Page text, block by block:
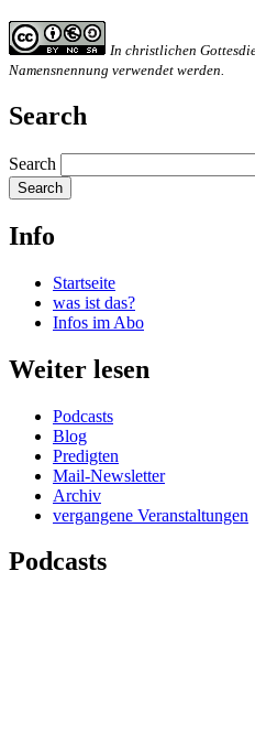
In christlichen
Namensnennung verwendet werden.
Search
Search
Info
Startseite
was ist das?
Infos im Abo
Weiter lesen
Podcasts
Blog
Predigten
Mail-Newsletter
Archiv
vergangene Veranstaltungen
Podcasts